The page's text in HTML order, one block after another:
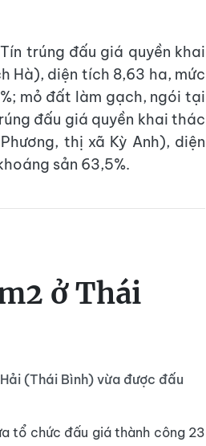
trúng đấu giá quyền khai
Hà), diện tích 8,63 ha, mức
mỏ đất làm gạch, ngói tại
đấu giá quyền khai thác
thị xã Kỳ Anh), diện
sản 63,5%.
ở Thái
(Thái Bình) vừa được đấu
tổ chức đấu giá thành công 23